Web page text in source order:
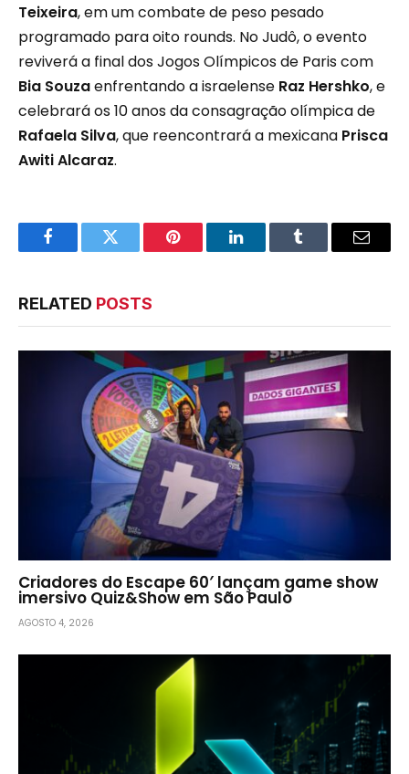
Teixeira, em um combate de peso pesado
programado para oito rounds. No Judô, o evento
reviverá a final dos Jogos Olímpicos de Paris com
Bia Souzaenfrentando a israelense Raz Hershko, e
celebrará os 10 anos da consagração olímpica de
Rafaela Silva, que reencontrará a mexicana Prisca
Awiti Alcaraz.
FacebookTwitter Pinterest LinkedInTumblr Email
RELATED POSTS
Criadores do Escape 60′ lançam game show
imersivo Quiz&Show em São Paulo
AGOSTO 4, 2026